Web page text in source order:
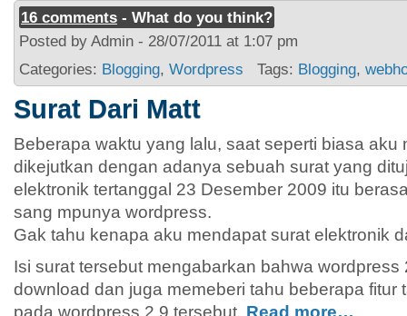
16 comments - What do you think?
Posted by Admin - 28/07/2011 at 1:07 pm
Categories: Blogging, Wordpress Tags: Blogging,
Surat Dari Matt
Beberapa waktu yang lalu, saat seperti biasa aku
dikejutkan dengan adanya sebuah surat yang
elektronik tertanggal 23 Desember 2009 itu
sang mpunya wordpress.
Gak tahu kenapa aku mendapat surat elektronik
Isi surat tersebut mengabarkan bahwa wordpress
download dan juga memeberi tahu beberapa fitur
pada wordpress 2.9 tersebut. Read more…